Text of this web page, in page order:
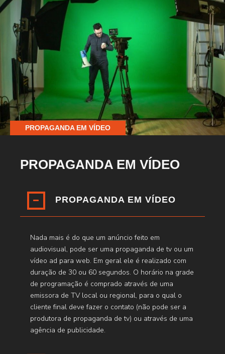
PROPAGANDA EM VÍDEO
PROPAGANDA EM VÍDEO
PROPAGANDA EM VÍDEO
Nada mais é do que um anúncio feito em
audiovisual, pode ser uma propaganda de tv ou um
vídeo ad para web. Em geral ele é realizado com
duração de 30 ou 60 segundos. O horário na grade
de programação é comprado através de uma
emissora de TV local ou regional, para o qual o
cliente final deve fazer o contato (não pode ser a
produtora de propaganda de tv) ou através de uma
agência de publicidade.